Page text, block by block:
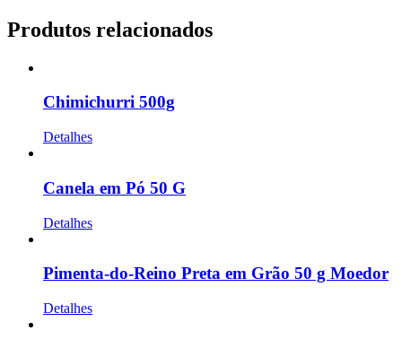
Produtos relacionados
Chimichurri 500g
Detalhes
Canela em Pó 50 G
Detalhes
Pimenta-do-Reino Preta em Grão 50 g Moedor
Detalhes